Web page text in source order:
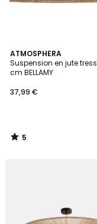
ATMOSPHERA
Suspension en jute
cm BELLAMY
37,99 €
5
/
5
5
/